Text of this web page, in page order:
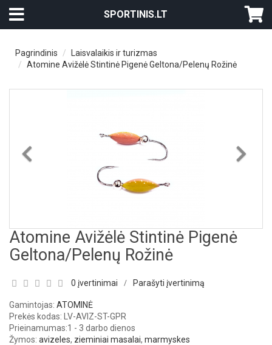
SPORTINIS.LT
Pagrindinis
Laisvalaikis ir turizmas
Atomine Avižėlė Stintinė Pigenė Geltona/Pelenų Rožinė
Atomine Avižėlė Stintinė Pigenė
Geltona/Pelenų Rožinė
0 įvertinimai / Parašyti įvertinimą
Gamintojas: ATOMINĖ
Prekės kodas: LV-AVIZ-ST-GPR
Prieinamumas:1 - 3 darbo dienos
Žymos: avizeles, zieminiai masalai, marmyskes